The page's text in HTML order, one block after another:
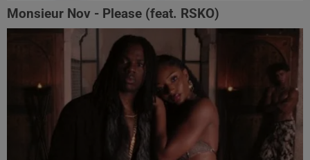
Monsieur Nov‬ - Please (feat. RSKO)